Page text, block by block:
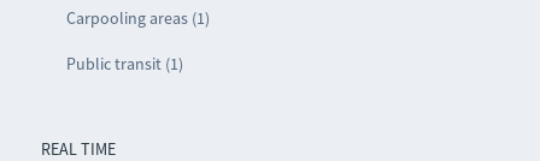
Carpooling areas (1)
Public transit (1)
REAL TIME